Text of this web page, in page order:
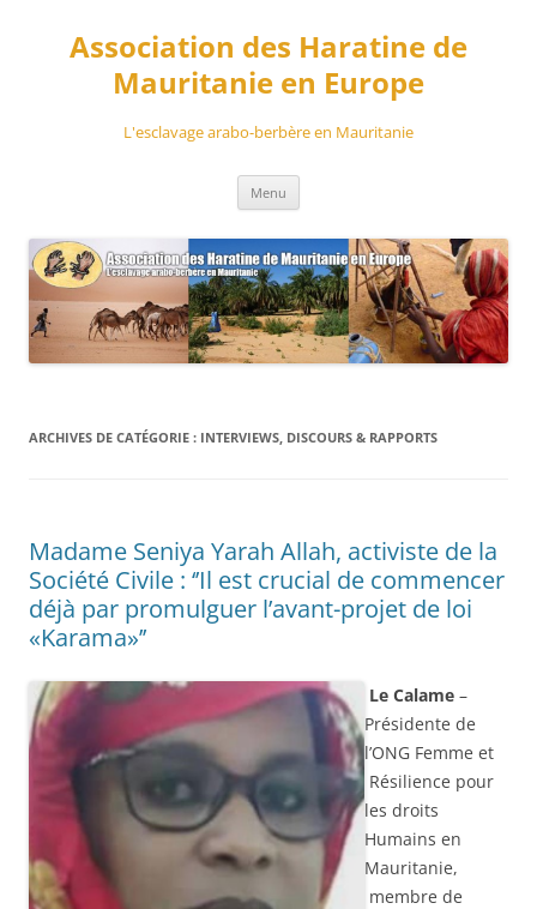
contenuAssociation des Haratine de
Mauritanie en Europe
L'esclavage arabo-berbère en Mauritanie
Menu
ARCHIVES DE CATÉGORIE : INTERVIEWS, DISCOURS & RAPPORTS
Madame Seniya Yarah Allah, activiste de la
Société Civile : ‘’Il est crucial de commencer
déjà par promulguer l’avant-projet de loi
«Karama»’’
Le Calame –
Présidente de
l’ONG Femme et
Résilience pour
les droits
Humains en
Mauritanie,
membre de